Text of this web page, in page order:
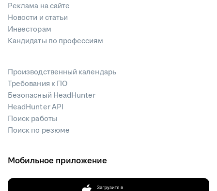
Реклама на сайте
Новости и статьи
Инвесторам
Кандидаты по профессиям
Производственный календарь
Требования к ПО
Безопасный HeadHunter
HeadHunter API
Поиск работы
Поиск по резюме
Мобильное приложение